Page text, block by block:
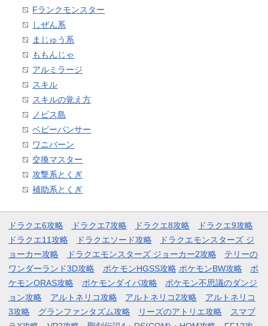
Fランクモンスター
しぜん系
まじゅう系
ももんじゃ
アルミラージ
スキル
スキルの覚え方
ノビス島
ベビーパンサー
ワニバーン
交換マスター
攻撃系とくぎ
補助系とくぎ
ドラクエ6攻略 ドラクエ7攻略 ドラクエ8攻略
ドラクエ9攻略
ドラクエ11攻略
ドラクエソード攻略
ドラクエモンスターズ ジ
ョーカー攻略
ドラクエモンスターズ ジョーカー2攻略
テリーの
ワンダーランド3D攻略
ポケモンHGSS攻略 ポケモンBW攻略
ポ
ケモンORAS攻略
ポケモンダイパ攻略
ポケモン不思議のダンジ
ョン攻略
アルトネリコ攻略 アルトネリコ2攻略
アルトネリコ
3攻略
グランファンタズム攻略 リーズのアトリエ攻略
スマブ